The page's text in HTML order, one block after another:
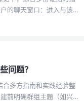
的聊天窗口：进入与该
访问用户资料页：点击
「广告」或「其他」类
建议附上广告消息的截
二、举报群组/频道内...
问题？
多方指南和实践经验整
前明确群组主题（如兴